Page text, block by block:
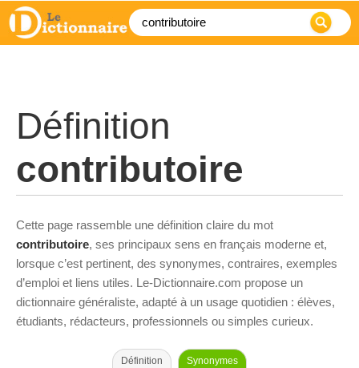
Définition
contributoire
Cette page rassemble une définition claire du mot
contributoire, ses principaux sens en français moderne et,
lorsque c’est pertinent, des synonymes, contraires, exemples
d’emploi et liens utiles. Le-Dictionnaire.com propose un
dictionnaire généraliste, adapté à un usage quotidien : élèves,
étudiants, rédacteurs, professionnels ou simples curieux.
Définition Synonymes